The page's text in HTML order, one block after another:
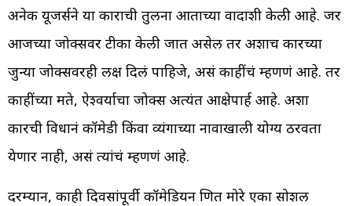
अनेक यूजर्सने या प्रकाराची तुलना आताच्या वादाशी केली आहे. जर
आजच्या जोक्सवर टीका केली जात असेल तर अशाच प्रकारच्या
जुन्या जोक्सवरही लक्ष दिलं पाहिजे, असं काहींचं म्हणणं आहे. तर
काहींच्या मते, ऐश्वर्याचा जोक्स अत्यंत आक्षेपार्ह आहे. अशा
प्रकारची विधानं कॉमेडी किंवा व्यंगाच्या नावाखाली योग्य ठरवता
येणार नाही, असं त्यांचं म्हणणं आहे.
दरम्यान, काही दिवसांपूर्वी कॉमेडियन प्रणित मोरे एका सोशल